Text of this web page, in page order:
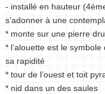
- installé en hauteur
s’adonner à une
* monte sur une pierre
* l’alouette est le
sa rapidité
* tour de l’ouest et toit
* nid dans un des saules